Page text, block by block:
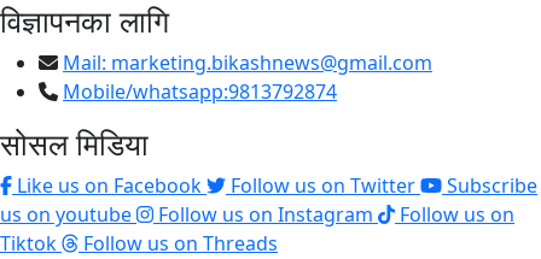
विज्ञापनका लागि
Mail: marketing.bikashnews@gmail.com
Mobile/whatsapp:9813792874
सोसल मिडिया
Like us on Facebook Follow us on Twitter
Subscribe
us on youtube
Follow us on Instagram
Follow us on
Tiktok
Follow us on Threads